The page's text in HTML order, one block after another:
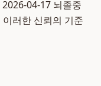
04-17 뇌졸중
러한 신뢰의 기준